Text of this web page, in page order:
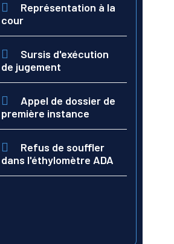
Représentation à la
cour
Sursis d'exécution
de jugement
Appel de dossier de
première instance
Refus de souffler
dans l'éthylomètre ADA